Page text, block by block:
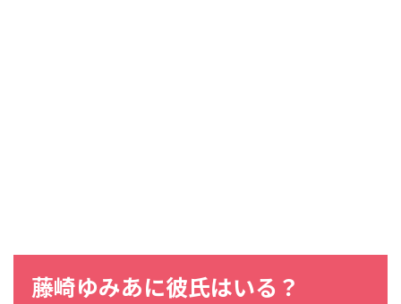
藤崎ゆみあに彼氏はいる？